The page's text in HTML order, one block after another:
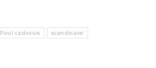
Poul cadovius scandinave